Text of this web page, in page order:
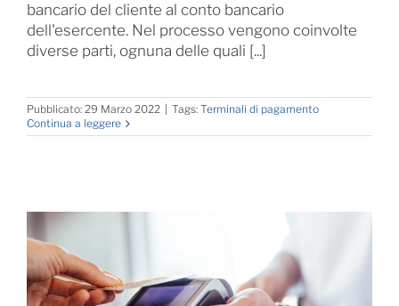
bancario del cliente al conto bancario
dell'esercente. Nel processo vengono coinvolte
diverse parti, ognuna delle quali [...]
Pubblicato: 29 Marzo 2022 Tags: Terminali di pagamento
Continua a leggere